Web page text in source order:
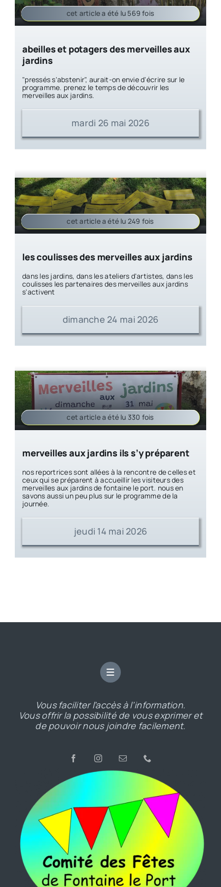
cet article a été lu 569 fois
abeilles et potagers des merveilles aux
jardins
"pressés s'abstenir", aurait-on envie d'écrire sur le
programme. prenez le temps de découvrir les
merveilles aux jardins.
mardi 26 mai 2026
cet article a été lu 249 fois
les coulisses des merveilles aux jardins
dans les jardins, dans les ateliers d'artistes, dans les
coulisses les partenaires des merveilles aux jardins
s'activent
dimanche 24 mai 2026
cet article a été lu 330 fois
merveilles aux jardins ils s’y préparent
nos reportrices sont allées à la rencontre de celles et
ceux qui se préparent à accueillir les visiteurs des
merveilles aux jardins de fontaine le port. nous en
savons aussi un peu plus sur le programme de la
journée.
jeudi 14 mai 2026
Vous faciliter l’accès à l’information.
Vous offrir la possibilité de vous exprimer et
de pouvoir nous joindre facilement.